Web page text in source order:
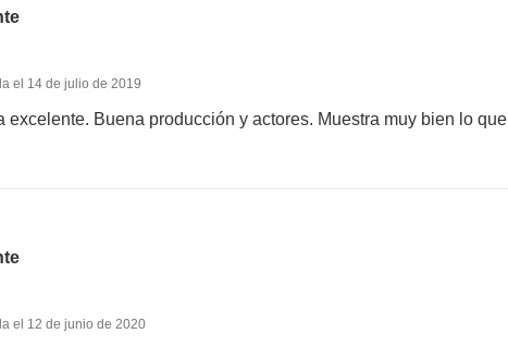
el 14 de julio de 2019
excelente. Buena producción y actores. Muestra muy bien lo que
el 12 de junio de 2020